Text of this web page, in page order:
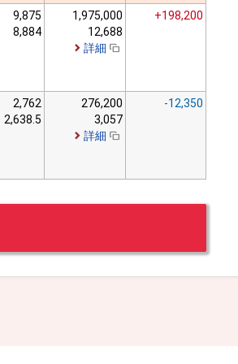
9,875
8,884
1,975,000
12,688
詳細
+198,200
2,762
2,638.5
276,200
3,057
詳細
-12,350